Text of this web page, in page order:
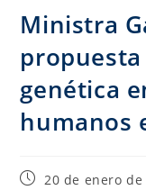
Ministra
genética
humanos
20 de enero de